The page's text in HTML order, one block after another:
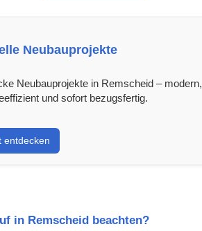
Neubauprojekte
Neubauprojekte in Remscheid – modern,
und sofort bezugsfertig.
entdecken
in Remscheid beachten?